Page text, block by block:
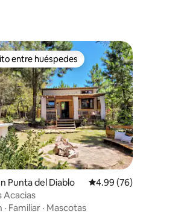
de 5, 16 reseñas
entre huéspedes preferido
entre huéspedes
Punta del Diablo Calificación
4.99 (76)
Acacias
· Familiar · Mascotas